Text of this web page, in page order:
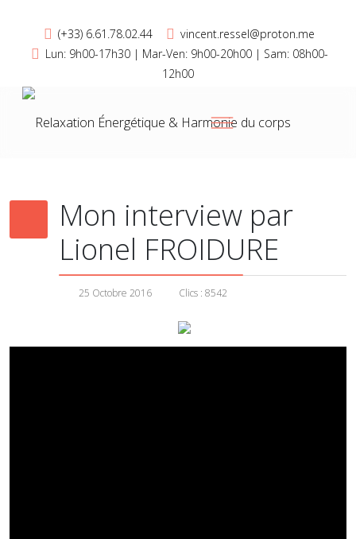
(+33) 6.61.78.02.44
vincent.ressel@proton.me
Lun: 9h00-17h30 | Mar-Ven: 9h00-20h00 | Sam: 08h00-
12h00
Mon interview par
Lionel FROIDURE
25 Octobre 2016 Clics : 8542